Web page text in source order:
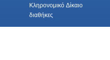
Κληρονομικό Δίκαιο
διαθήκες